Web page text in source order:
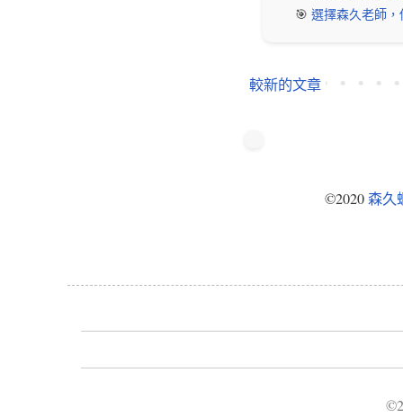
🎯 選擇森久老師
較新的文章
©2020森久